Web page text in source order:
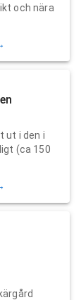
och nära
ut i den i
(ca 150